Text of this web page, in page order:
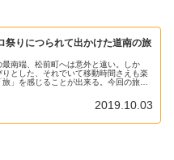
祭りにつられて出かけた道南の旅
南端、松前町へは意外と遠い。しか
りとした、それでいて移動時間さえも楽
旅」を感じることが出来る。今回の旅の
グロをたらふく食べることだ。初日に第
た。2日目はもう一つの目的、「マグロ
2019.10.03